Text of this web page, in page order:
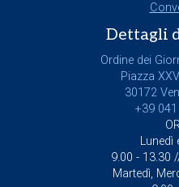
Dettagli
Ordine dei
Piazza
30172
+39
Lunedì
9.00 - 13.30
Martedì,